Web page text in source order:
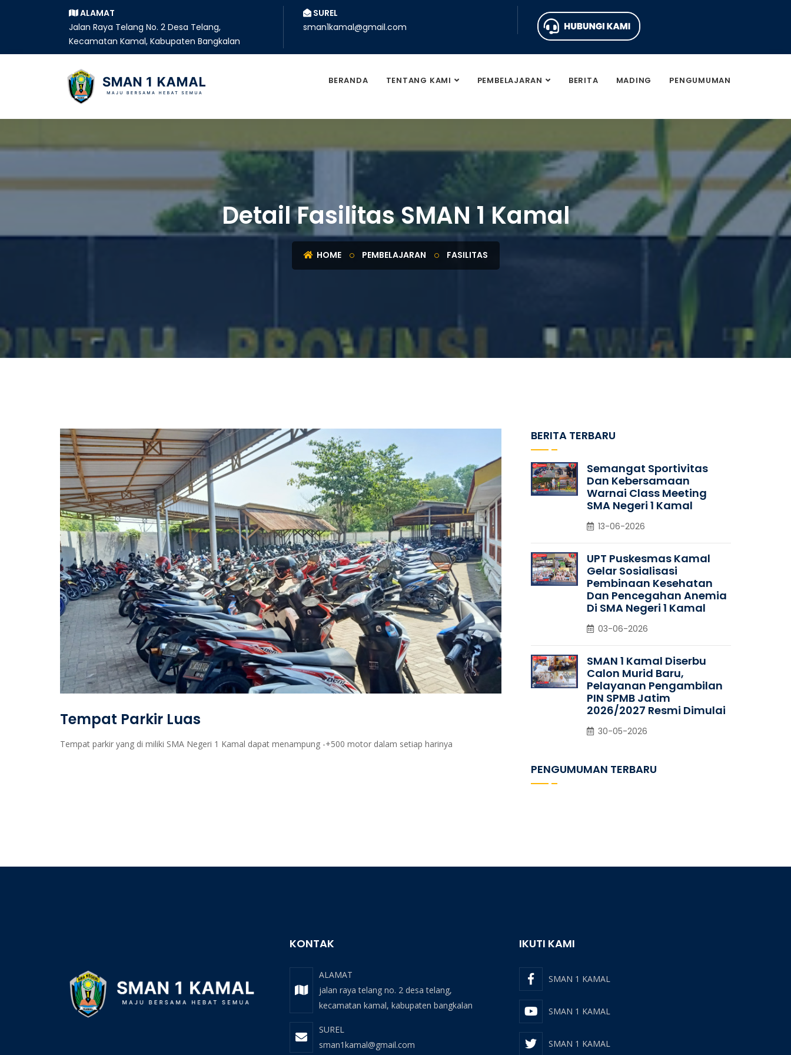
ALAMAT
Jalan Raya Telang No. 2 Desa Telang,
Kecamatan Kamal, Kabupaten Bangkalan
SUREL
sman1kamal@gmail.com
BERANDA TENTANG KAMI PEMBELAJARAN BERITA MADING PENGUMUMAN
Detail Fasilitas SMAN 1 Kamal
HOME PEMBELAJARAN FASILITAS
Tempat Parkir Luas
Tempat parkir yang di miliki SMA Negeri 1 Kamal dapat menampung -+500 motor dalam setiap harinya
BERITA TERBARU
Semangat Sportivitas
Dan Kebersamaan
Warnai Class Meeting
SMA Negeri 1 Kamal
13-06-2026
UPT Puskesmas Kamal
Gelar Sosialisasi
Pembinaan Kesehatan
Dan Pencegahan Anemia
Di SMA Negeri 1 Kamal
03-06-2026
SMAN 1 Kamal Diserbu
Calon Murid Baru,
Pelayanan Pengambilan
PIN SPMB Jatim
2026/2027 Resmi Dimulai
30-05-2026
PENGUMUMAN TERBARU
KONTAK
ALAMAT
jalan raya telang no. 2 desa telang,
kecamatan kamal, kabupaten bangkalan
SUREL
sman1kamal@gmail.com
IKUTI KAMI
SMAN 1 KAMAL
SMAN 1 KAMAL
SMAN 1 KAMAL